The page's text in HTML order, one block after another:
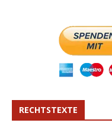
RECHTSTEXTE